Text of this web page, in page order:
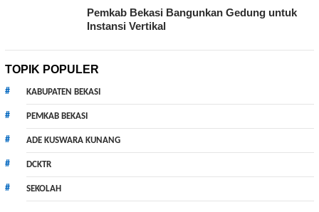
Pemkab Bekasi Bangunkan Gedung untuk
Instansi Vertikal
TOPIK POPULER
KABUPATEN BEKASI
PEMKAB BEKASI
ADE KUSWARA KUNANG
DCKTR
SEKOLAH